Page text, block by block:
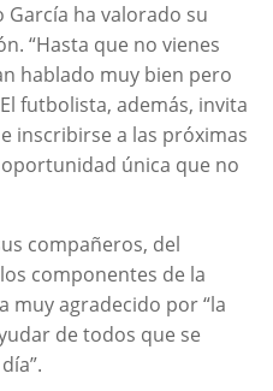
García ha valorado su
“Hasta que no vienes
hablado muy bien pero
futbolista, además, invita
inscribirse a las próximas
única que no
compañeros, del
componentes de la
muy agradecido por “la
de todos que se